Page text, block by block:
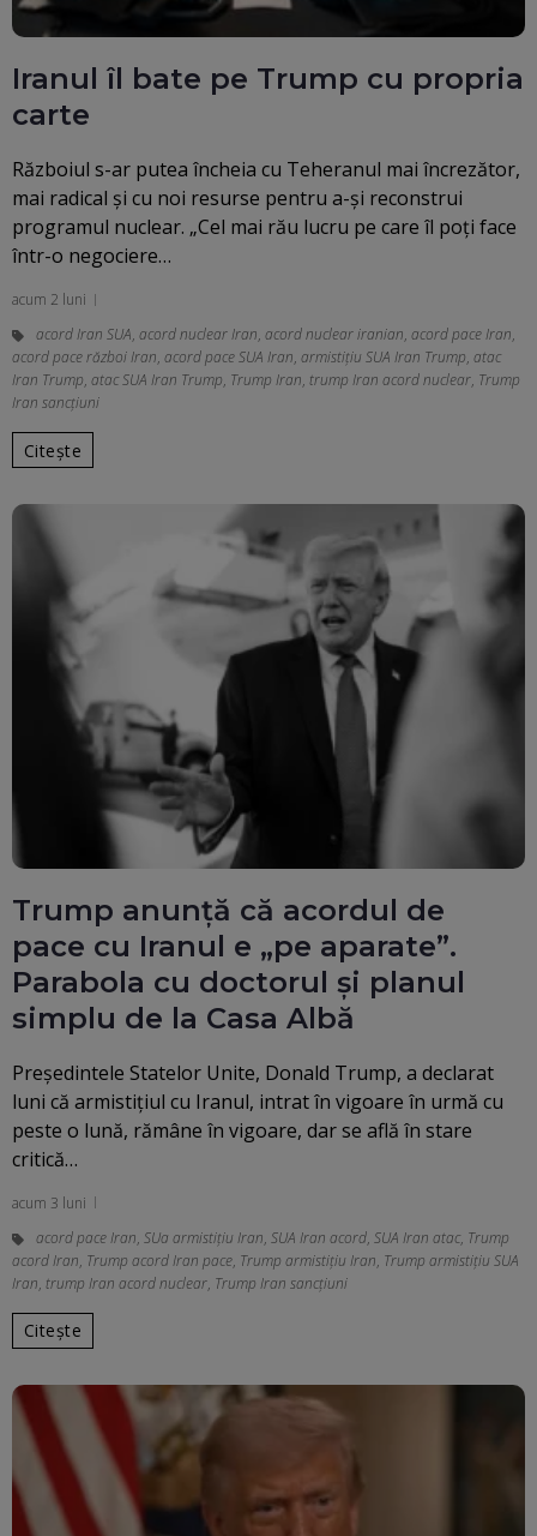
Iranul îl bate pe Trump cu propria
carte
Războiul s-ar putea încheia cu Teheranul mai încrezător,
mai radical și cu noi resurse pentru a-și reconstrui
programul nuclear. „Cel mai rău lucru pe care îl poți face
într-o negociere…
acum 2 luni
acord Iran SUA, acord nuclear Iran, acord nuclear iranian, acord pace Iran,
acord pace război Iran, acord pace SUA Iran, armistițiu SUA Iran Trump, atac
Iran Trump, atac SUA Iran Trump, Trump Iran, trump Iran acord nuclear, Trump
Iran sancțiuni
Citește
Trump anunță că acordul de
pace cu Iranul e „pe aparate”.
Parabola cu doctorul și planul
simplu de la Casa Albă
Președintele Statelor Unite, Donald Trump, a declarat
luni că armistițiul cu Iranul, intrat în vigoare în urmă cu
peste o lună, rămâne în vigoare, dar se află în stare
critică…
acum 3 luni
acord pace Iran, SUa armistițiu Iran, SUA Iran acord, SUA Iran atac, Trump
acord Iran, Trump acord Iran pace, Trump armistițiu Iran, Trump armistițiu SUA
Iran, trump Iran acord nuclear, Trump Iran sancțiuni
Citește